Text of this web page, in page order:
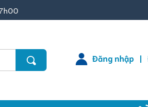
Đăng nhập |